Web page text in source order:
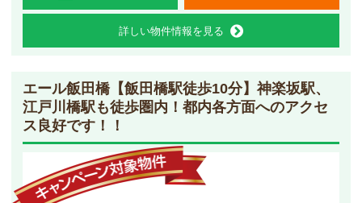
詳しい物件情報を見る
エール飯田橋【飯田橋駅徒歩10分】神楽坂駅、
江戸川橋駅も徒歩圏内！都内各方面へのアクセ
ス良好です！！